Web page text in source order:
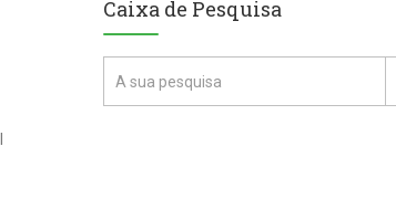
Caixa de Pesquisa